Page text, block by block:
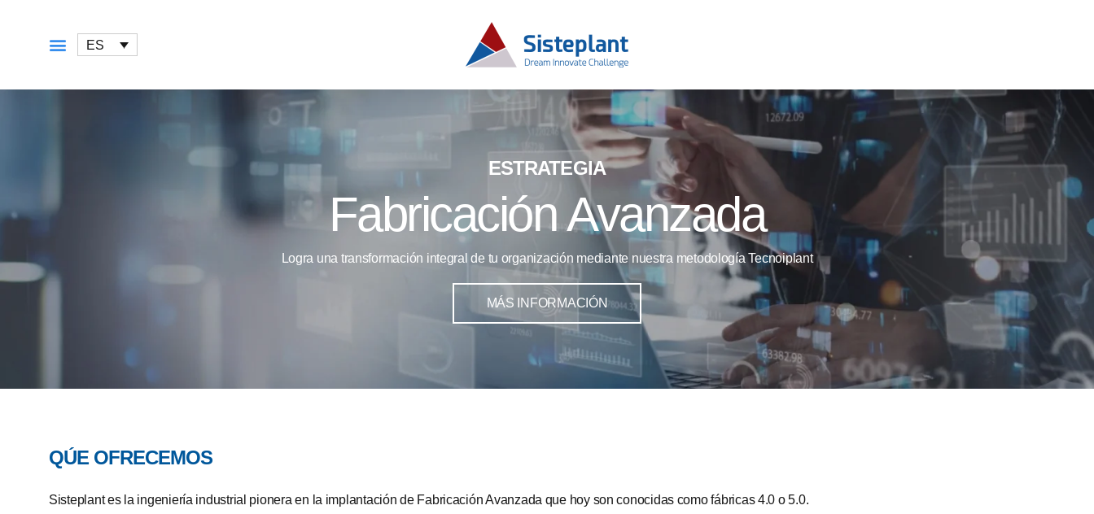
ES
ESTRATEGIA
Fabricación Avanzada
Logra una transformación integral de tu organización mediante nuestra metodología Tecnoiplant
MÁS INFORMACIÓN
QÚE OFRECEMOS
Sisteplant es la ingeniería industrial pionera en la implantación de Fabricación Avanzada que hoy son conocidas como fábricas 4.0 o 5.0.